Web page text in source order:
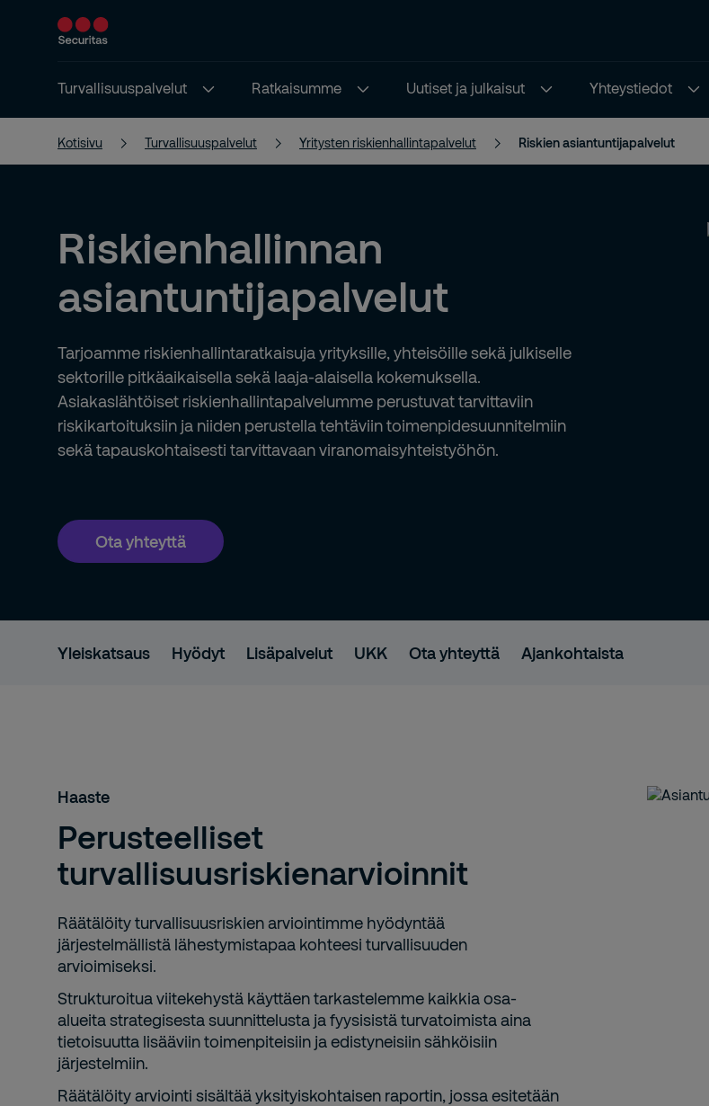
Turvallisuuspalvelut Ratkaisumme Uutiset ja julkaisut Yhteystiedot
Kotisivu Turvallisuuspalvelut Yritysten riskienhallintapalvelut Riskien asiantuntijapalvelut
Riskienhallinnan
asiantuntijapalvelut
Tarjoamme riskienhallintaratkaisuja yrityksille, yhteisöille sekä julkiselle
sektorille pitkäaikaisella sekä laaja-alaisella kokemuksella.
Asiakaslähtöiset riskienhallintapalvelumme perustuvat tarvittaviin
riskikartoituksiin ja niiden perustella tehtäviin toimenpidesuunnitelmiin
sekä tapauskohtaisesti tarvittavaan viranomaisyhteistyöhön.
Ota yhteyttä
Yleiskatsaus Hyödyt Lisäpalvelut UKK Ota yhteyttä Ajankohtaista
Haaste
Perusteelliset
turvallisuusriskienarvioinnit
Räätälöity turvallisuusriskien arviointimme hyödyntää
järjestelmällistä lähestymistapaa kohteesi turvallisuuden
arvioimiseksi.
Strukturoitua viitekehystä käyttäen tarkastelemme kaikkia osa-
alueita strategisesta suunnittelusta ja fyysisistä turvatoimista aina
tietoisuutta lisääviin toimenpiteisiin ja edistyneisiin sähköisiin
järjestelmiin.
Räätälöity arviointi sisältää yksityiskohtaisen raportin, jossa esitetään